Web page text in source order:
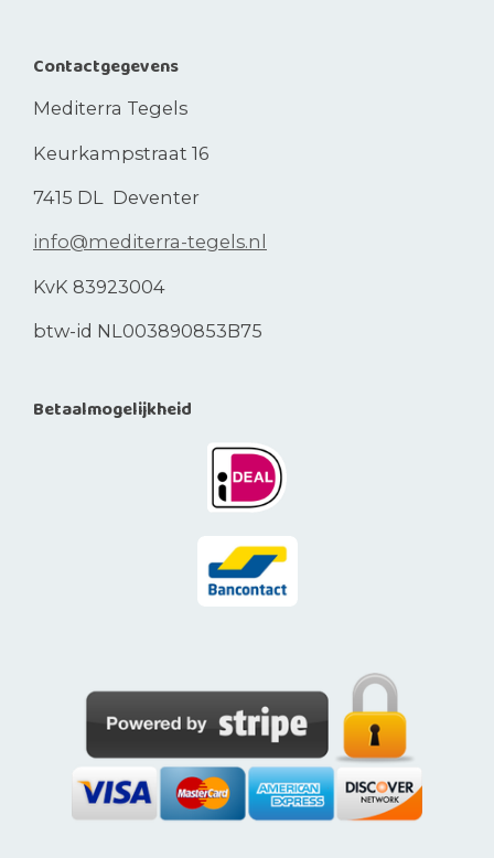
Contactgegevens
Mediterra Tegels
Keurkampstraat 16
7415 DL Deventer
info@mediterra-tegels.nl
KvK 83923004
btw-id NL003890853B75
Betaalmogelijkheid